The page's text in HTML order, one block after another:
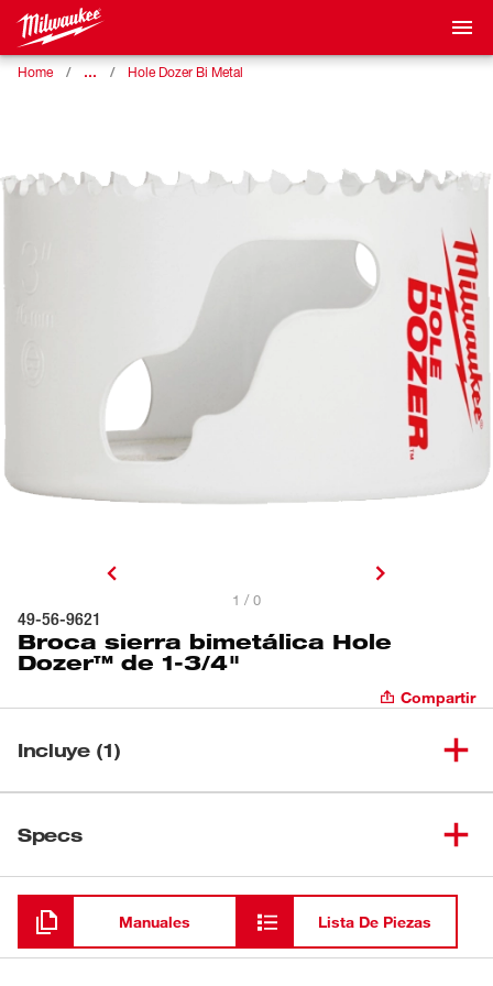
Home … Hole Dozer Bi Metal
1 / 0
49-56-9621
Broca sierra bimetálica Hole
Dozer™ de 1-3/4"
Compartir
Incluye (1)
Specs
Cargando
Manuales Lista De Piezas